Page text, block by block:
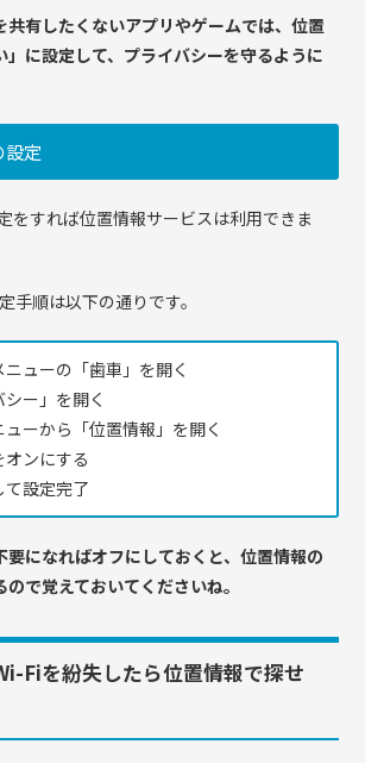
共有したくないアプリやゲームでは、位置
」に設定して、プライバシーを守るように
設定
をすれば位置情報サービスは利用できま
手順は以下の通りです。
ニューの「歯車」を開く
シー」を開く
ーから「位置情報」を開く
ンにする
設定完了
要になればオフにしておくと、位置情報の
で覚えておいてくださいね。
Fiを紛失したら位置情報で探せ